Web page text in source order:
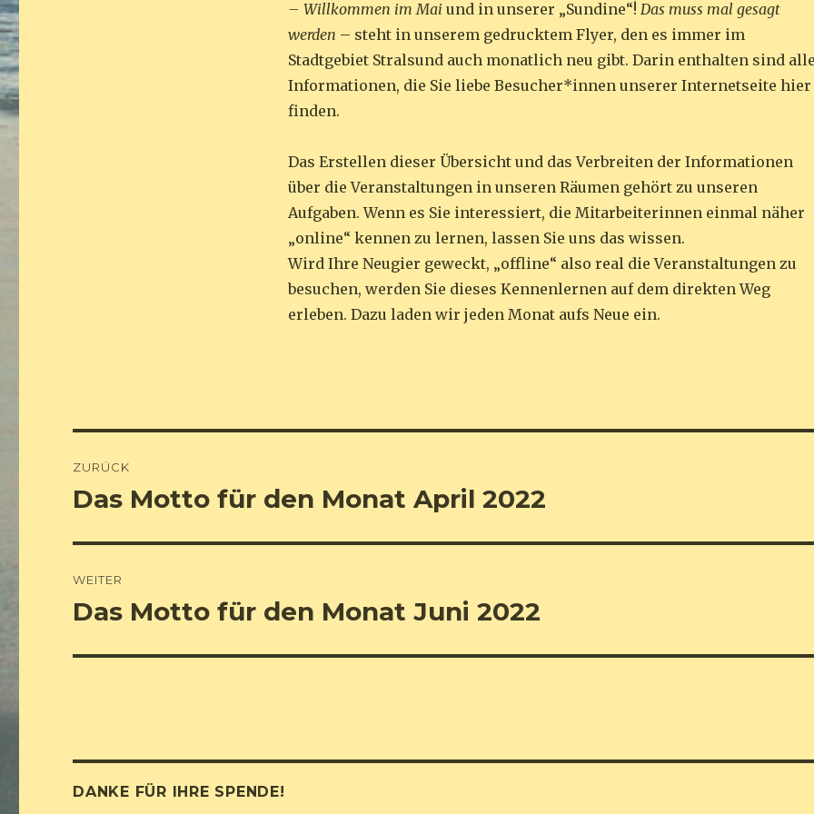
– Willkommen im Mai und in unserer „Sundine“! Das muss mal gesagt
werden – steht in unserem gedrucktem Flyer, den es immer im
Stadtgebiet Stralsund auch monatlich neu gibt. Darin enthalten sind
Informationen, die Sie liebe Besucher*innen unserer Internetseite hier
finden.
Das Erstellen dieser Übersicht und das Verbreiten der Informationen
über die Veranstaltungen in unseren Räumen gehört zu unseren
Aufgaben. Wenn es Sie interessiert, die Mitarbeiterinnen einmal näher
„online“ kennen zu lernen, lassen Sie uns das wissen.
Wird Ihre Neugier geweckt, „offline“ also real die Veranstaltungen zu
besuchen, werden Sie dieses Kennenlernen auf dem direkten Weg
erleben. Dazu laden wir jeden Monat aufs Neue ein.
Navigation
ZURÜCK
Vorheriger
Das Motto für den Monat April 2022
WEITER
Nächster
Das Motto für den Monat Juni 2022
DANKE FÜR IHRE SPENDE!